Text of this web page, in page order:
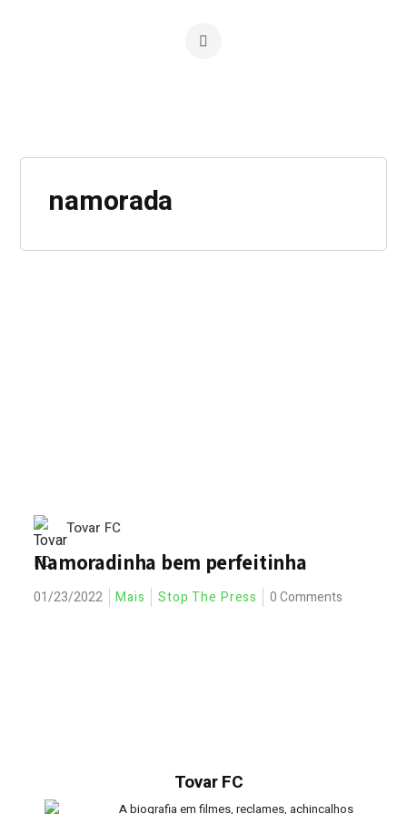
namorada
Tovar FC
Namoradinha bem perfeitinha
01/23/2022 Mais Stop The Press 0 Comments
Tovar FC
A biografia em filmes, reclames, achincalhos